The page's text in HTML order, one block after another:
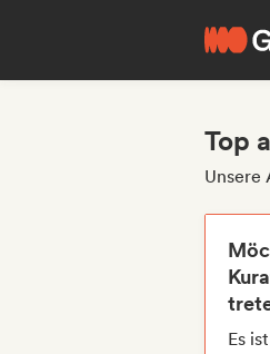
Top
Unsere
Es